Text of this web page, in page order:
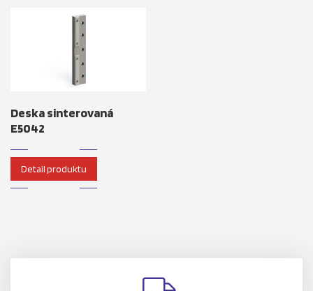
Deska sinterovaná
E5042
Detail produktu